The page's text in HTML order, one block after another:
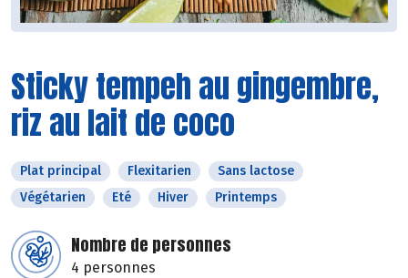
Sticky tempeh au gingembre,
riz au lait de coco
Plat principal Flexitarien
Sans lactose
Végétarien
Eté Hiver Printemps
Nombre de personnes
4 personnes